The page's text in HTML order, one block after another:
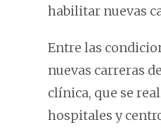
habilitar nuevas
Entre las
nuevas carreras
clínica, que se
hospitales y